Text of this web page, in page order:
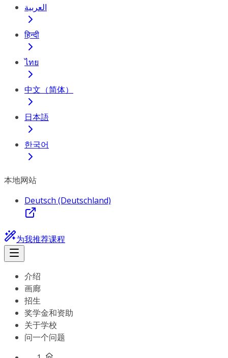
العربية
हिन्दी
ไทย
中文（简体）
日本語
한국어
本地网站
Deutsch (Deutschland)
为我推荐课程
介绍
画廊
招生
奖学金和资助
关于学校
问一个问题